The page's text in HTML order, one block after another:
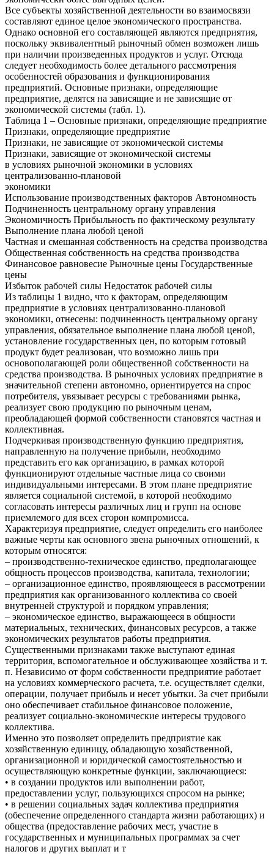
Все субъекты хозяйственной деятельности во взаимосвязи
составляют единое целое экономического пространства.
Однако основной его составляющей являются предприятия,
поскольку эквивалентный рыночный обмен возможен лишь
при наличии произведенных продуктов и услуг. Отсюда
следует необходимость более детального рассмотрения
особенностей образования и функционирования
предприятий. Основные признаки, определяющие
предприятие, делятся на зависящие и не зависящие от
экономической системы (табл. 1).
Таблица 1 – Основные признаки, определяющие предприятие
Признаки, определяющие предприятие
Признаки, не зависящие от экономической системы
Признаки, зависящие от экономической системы
в условиях рыночной экономики в условиях
централизованно-плановой
экономики
Использование производственных факторов Автономность
Подчиненность центральному органу управления
Экономичность Прибыльность по фактическому результату
Выполнение плана любой ценой
Частная и смешанная собственность на средства производства
Общественная собственность на средства производства
Финансовое равновесие Рыночные цены Государственные
цены
Избыток рабочей силы Недостаток рабочей силы
Из таблицы 1 видно, что к факторам, определяющим
предприятие в условиях централизованно-плановой
экономики, отнесены: подчиненность центральному органу
управления, обязательное выполнение плана любой ценой,
установление государственных цен, по которым готовый
продукт будет реализован, что возможно лишь при
основополагающей роли общественной собственности на
средства производства. В рыночных условиях предприятие в
значительной степени автономно, ориентируется на спрос
потребителя, увязывает ресурсы с требованиями рынка,
реализует свою продукцию по рыночным ценам,
преобладающей формой собственности становятся частная и
коллективная.
Подчеркивая производственную функцию предприятия,
направленную на получение прибыли, необходимо
представить его как организацию, в рамках которой
функционируют отдельные частные лица со своими
индивидуальными интересами. В этом плане предприятие
является социальной системой, в которой необходимо
согласовать интересы различных лиц и групп на основе
приемлемого для всех сторон компромисса.
Характеризуя предприятие, следует определить его наиболее
важные черты как основного звена рыночных отношений, к
которым относятся:
– производственно-техническое единство, предполагающее
общность процессов производства, капитала, технологии;
– организационное единство, проявляющееся в рассмотрении
предприятия как организованного коллектива со своей
внутренней структурой и порядком управления;
– экономическое единство, выражающееся в общности
материальных, технических, финансовых ресурсов, а также
экономических результатов работы предприятия.
Существенными признаками также выступают единая
территория, вспомогательное и обслуживающее хозяйства и т.
п. Независимо от форм собственности предприятие работает
на условиях коммерческого расчета, т.е. осуществляет сделки,
операции, получает прибыль и несет убытки. За счет прибыли
оно обеспечивает стабильное финансовое положение,
реализует социально-экономические интересы трудового
коллектива.
Именно это позволяет определить предприятие как
хозяйственную единицу, обладающую хозяйственной,
организационной и юридической самостоятельностью и
осуществляющую конкретные функции, заключающиеся:
• в создании продуктов или выполнении работ,
предоставлении услуг, пользующихся спросом на рынке;
• в решении социальных задач коллектива предприятия
(обеспечение определенного стандарта жизни работающих) и
общества (предоставление рабочих мест, участие в
государственных и муниципальных программах за счет
налогов и других выплат и т